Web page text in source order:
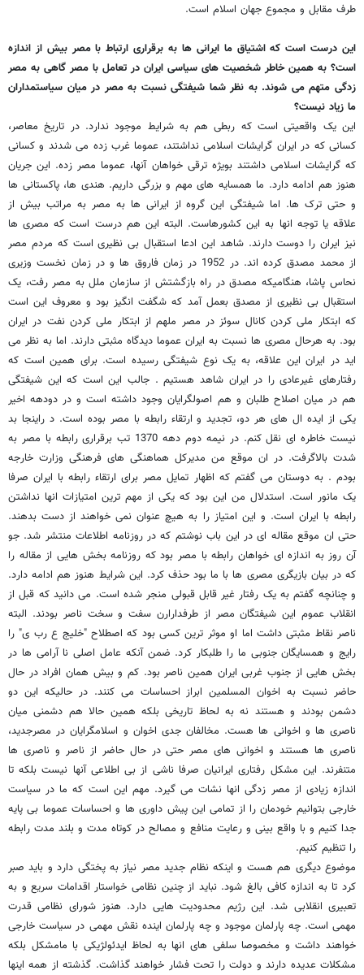
طرف مقابل و مجموع جهان اسلام است.
این درست است که اشتیاق ما ایرانی ها به برقراری ارتباط با مصر بیش از اندازه
است؟ به همین خاطر شخصیت های سیاسی ایران در تعامل با مصر گاهی به مصر
زدگی متهم می شوند. به نظر شما شیفتگی نسبت به مصر در میان سیاستمداران
ما زیاد نیست؟
این یک واقعیتی است که ربطی هم به شرایط موجود ندارد. در تاریخ معاصر،
کسانی که در ایران گرایشات اسلامی نداشتند، عموما غرب زده می شدند و کسانی
که گرایشات اسلامی داشتند بویژه ترقی خواهان آنها، عموما مصر زده. این جریان
هنوز هم ادامه دارد. ما همسایه های مهم و بزرگی داریم. هندی ها، پاکستانی ها
و حتی ترک ها. اما شیفتگی این گروه از ایرانی ها به مصر به مراتب بیش از
علاقه یا توجه انها به این کشورهاست. البته این هم درست است که مصری ها
نیز ایران را دوست دارند. شاهد این ادعا استقبال بی نظیری است که مردم مصر
از محمد مصدق کرده اند. در 1952 در زمان فاروق ها و در زمان نخست وزیری
نحاس پاشا، هنگامیکه مصدق در راه بازگشتش از سازمان ملل به مصر رفت، یک
استقبال بی نظیری از مصدق بعمل آمد که شگفت انگیز بود و معروف این است
که ابتکار ملی کردن کانال سوئز در مصر ملهم از ابتکار ملی کردن نفت در ایران
بود. به هرحال مصری ها نسبت به ایران عموما دیدگاه مثبتی دارند. اما به نظر می
اید در ایران این علاقه، به یک نوع شیفتگی رسیده است. برای همین است که
رفتارهای غیرعادی را در ایران شاهد هستیم . جالب این است که این شیفتگی
هم در میان اصلاح طلبان و هم اصولگرایان وجود داشته است و در دودهه اخیر
یکی از ایده ال های هر دو، تجدید و ارتقاء رابطه با مصر بوده است. د راینجا بد
نیست خاطره ای نقل کنم. در نیمه دوم دهه 1370 تب برقراری رابطه با مصر به
شدت بالاگرفت. در ان موقع من مدیرکل هماهنگی های فرهنگی وزارت خارجه
بودم . به دوستان می گفتم که اظهار تمایل مصر برای ارتقاء رابطه با ایران صرفا
یک مانور است. استدلال من این بود که یکی از مهم ترین امتیازات انها نداشتن
رابطه با ایران است. و این امتیاز را به هیچ عنوان نمی خواهند از دست بدهند.
حتی ان موقع مقاله ای در این باب نوشتم که در روزنامه اطلاعات منتشر شد. جو
آن روز به اندازه ای خواهان رابطه با مصر بود که روزنامه بخش هایی از مقاله را
که در بیان بازیگری مصری ها با ما بود حذف کرد. این شرایط هنوز هم ادامه دارد.
و چنانچه گفتم به یک رفتار غیر قابل قبولی منجر شده است. می دانید که قبل از
انقلاب عموم این شیفتگان مصر از طرفدارارن سفت و سخت ناصر بودند. البته
ناصر نقاط مثبتی داشت اما او موثر ترین کسی بود که اصطلاح "خلیج ع رب ی" را
رایج و همسایگان جنوبی ما را طلبکار کرد. ضمن آنکه عامل اصلی نا آرامی ها در
بخش هایی از جنوب غربی ایران همین ناصر بود. کم و بیش همان افراد در حال
حاضر نسبت به اخوان المسلمین ابراز احساسات می کنند. در حالیکه این دو
دشمن بودند و هستند نه به لحاظ تاریخی بلکه همین حالا هم دشمنی میان
ناصری ها و اخوانی ها هست. مخالفان جدی اخوان و اسلامگرایان در مصرجدید،
ناصری ها هستند و اخوانی های مصر حتی در حال حاضر از ناصر و ناصری ها
متنفرند. این مشکل رفتاری ایرانیان صرفا ناشی از بی اطلاعی آنها نیست بلکه تا
اندازه زیادی از مصر زدگی انها نشات می گیرد. مهم این است که ما در سیاست
خارجی بتوانیم خودمان را از تمامی این پیش داوری ها و احساسات عموما بی پایه
جدا کنیم و با واقع بینی و رعایت منافع و مصالح در کوتاه مدت و بلند مدت رابطه
را تنظیم کنیم.
موضوع دیگری هم هست و اینکه نظام جدید مصر نیاز به پختگی دارد و باید صبر
کرد تا به اندازه کافی بالغ شود. نباید از چنین نظامی خواستار اقدامات سریع و به
تعبیری انقلابی شد. این رژیم محدودیت هایی دارد. هنوز شورای نظامی قدرت
مهمی است. چه پارلمان موجود و چه پارلمان اینده نقش مهمی در سیاست خارجی
خواهند داشت و مخصوصا سلفی های انها به لحاظ ایدئولژیکی با مامشکل بلکه
مشکلات عدیده دارند و دولت را تحت فشار خواهند گذاشت. گذشته از همه اینها